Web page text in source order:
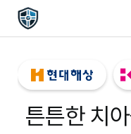
튼튼한 치